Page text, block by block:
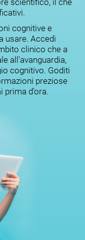
scientifico, il che
cognitive e
usare. Accedi
clinico che a
all'avanguardia,
cognitivo. Goditi
preziose
prima d'ora.